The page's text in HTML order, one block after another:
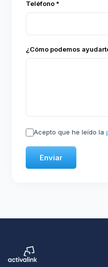
Teléfono *
¿Cómo podemos
Acepto que he leído la
Enviar